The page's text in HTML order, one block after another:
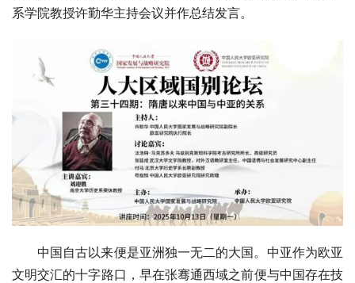
系学院教授许勤华主持会议并作总结发言。
中国自古以来便是亚洲独一无二的大国。中亚作为欧亚
文明交汇的十字路口，早在张骞通西域之前便与中国存在技